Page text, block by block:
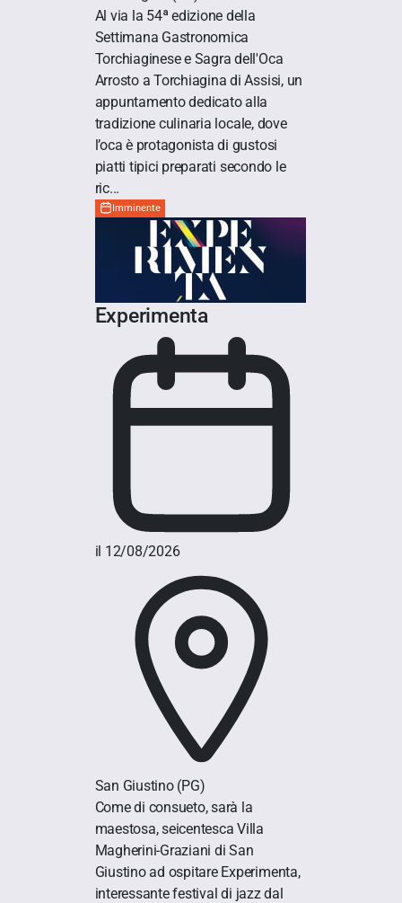
Al via la 54ª edizione della
Settimana Gastronomica
Torchiaginese e Sagra dell'Oca
Arrosto a Torchiagina di Assisi, un
appuntamento dedicato alla
tradizione culinaria locale, dove
l’oca è protagonista di gustosi
piatti tipici preparati secondo le
ric...
Imminente
Experimenta
il 12/08/2026
San Giustino (PG)
Come di consueto, sarà la
maestosa, seicentesca Villa
Magherini-Graziani di San
Giustino ad ospitare Experimenta,
interessante festival di jazz dal